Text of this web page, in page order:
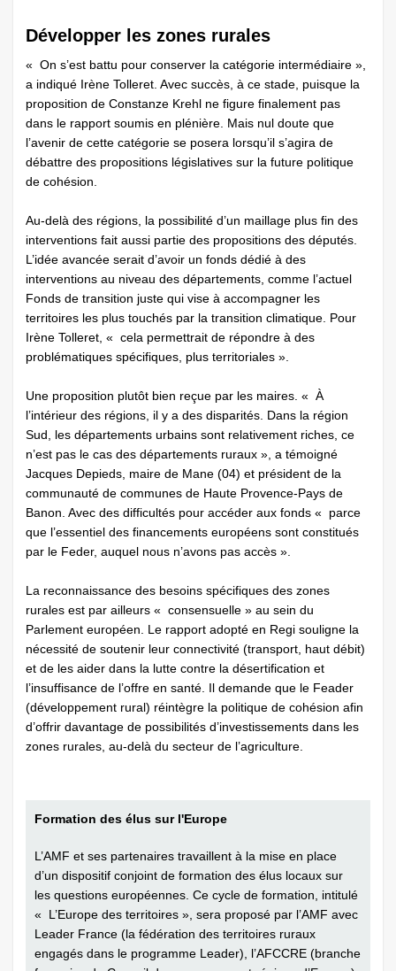
Développer les zones rurales
« On s’est battu pour conserver la catégorie intermédiaire »,
a indiqué Irène Tolleret. Avec succès, à ce stade, puisque la
proposition de Constanze Krehl ne figure finalement pas
dans le rapport soumis en plénière. Mais nul doute que
l’avenir de cette catégorie se posera lorsqu’il s’agira de
débattre des propositions législatives sur la future politique
de cohésion.
Au-delà des régions, la possibilité d’un maillage plus fin des
interventions fait aussi partie des propositions des députés.
L’idée avancée serait d’avoir un fonds dédié à des
interventions au niveau des départements, comme l’actuel
Fonds de transition juste qui vise à accompagner les
territoires les plus touchés par la transition climatique. Pour
Irène Tolleret, « cela permettrait de répondre à des
problématiques spécifiques, plus territoriales ».
Une proposition plutôt bien reçue par les maires. « À
l’intérieur des régions, il y a des disparités. Dans la région
Sud, les départements urbains sont relativement riches, ce
n’est pas le cas des départements ruraux », a témoigné
Jacques Depieds, maire de Mane (04) et président de la
communauté de communes de Haute Provence-Pays de
Banon. Avec des difficultés pour accéder aux fonds « parce
que l’essentiel des financements européens sont constitués
par le Feder, auquel nous n’avons pas accès ».
La reconnaissance des besoins spécifiques des zones
rurales est par ailleurs « consensuelle » au sein du
Parlement européen. Le rapport adopté en Regi souligne la
nécessité de soutenir leur connectivité (transport, haut débit)
et de les aider dans la lutte contre la désertification et
l’insuffisance de l’offre en santé. Il demande que le Feader
(développement rural) réintègre la politique de cohésion afin
d’offrir davantage de possibilités d’investissements dans les
zones rurales, au-delà du secteur de l’agriculture.
Formation des élus sur l'Europe
L’AMF et ses partenaires travaillent à la mise en place
d’un dispositif conjoint de formation des élus locaux sur
les questions européennes. Ce cycle de formation, intitulé
« L’Europe des territoires », sera proposé par l’AMF avec
Leader France (la fédération des territoires ruraux
engagés dans le programme Leader), l’AFCCRE (branche